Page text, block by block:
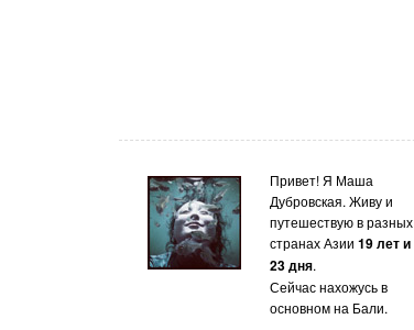
Привет! Я Маша
Дубровская. Живу и
путешествую в разных
странах Азии 19 лет и
23 дня.
Сейчас нахожусь в
основном на Бали.